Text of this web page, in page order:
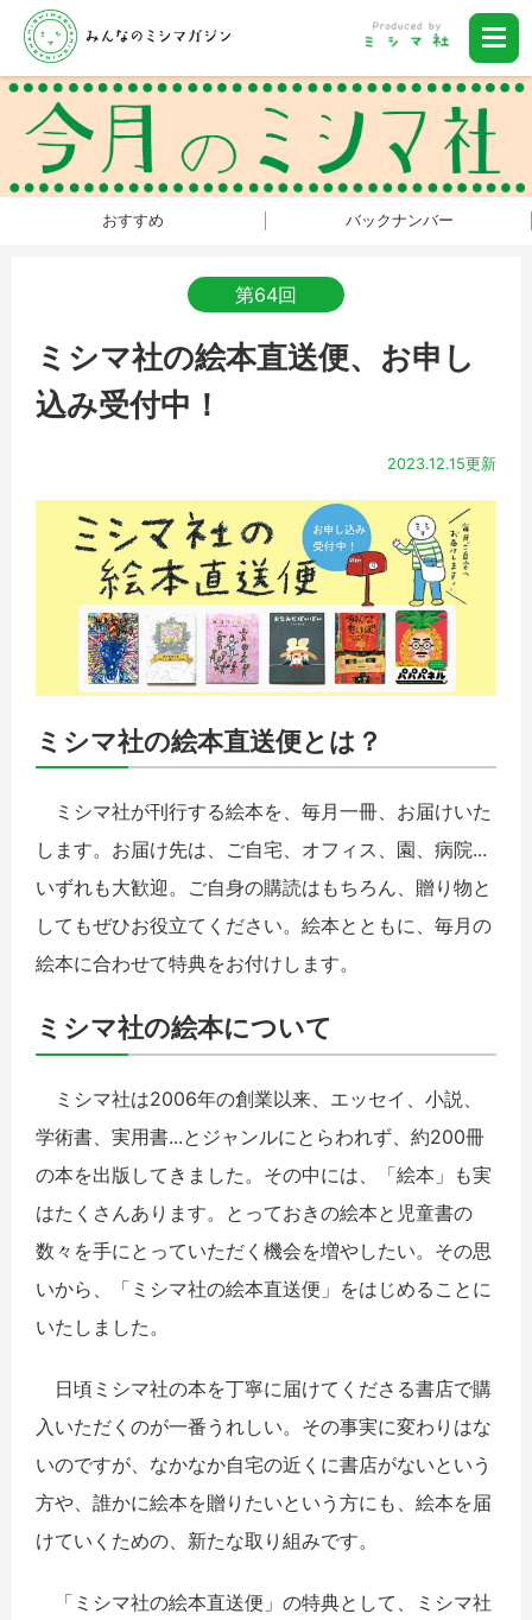
おすすめ バックナンバー
第64回
ミシマ社の絵本直送便、お申し
込み受付中！
2023.12.15更新
ミシマ社の絵本直送便とは？
ミシマ社が刊行する絵本を、毎月一冊、お届けいた
します。お届け先は、ご自宅、オフィス、園、病院...
いずれも大歓迎。ご自身の購読はもちろん、贈り物と
してもぜひお役立てください。絵本とともに、毎月の
絵本に合わせて特典をお付けします。
ミシマ社の絵本について
ミシマ社は2006年の創業以来、エッセイ、小説、
学術書、実用書...とジャンルにとらわれず、約200冊
の本を出版してきました。その中には、「絵本」も実
はたくさんあります。とっておきの絵本と児童書の
数々を手にとっていただく機会を増やしたい。その思
いから、「ミシマ社の絵本直送便」をはじめることに
いたしました。
日頃ミシマ社の本を丁寧に届けてくださる書店で購
入いただくのが一番うれしい。その事実に変わりはな
いのですが、なかなか自宅の近くに書店がないという
方や、誰かに絵本を贈りたいという方にも、絵本を届
けていくための、新たな取り組みです。
「ミシマ社の絵本直送便」の特典として、ミシマ社